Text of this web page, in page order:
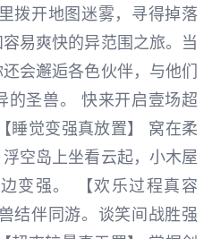
拨开地图迷雾，寻得掉落
易爽快的异范围之旅。当
会邂逅各色伙伴，与他们
的圣兽。 快来开启壹场超
睡觉变强真放置】 窝在柔
空岛上坐看云起，小木屋
变强。 【欢乐过程真容
结伴同游。谈笑间战胜强